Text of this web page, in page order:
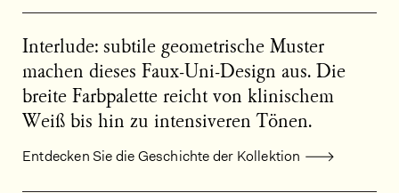
Interlude: subtile geometrische Muster
machen dieses Faux-Uni-Design aus. Die
breite Farbpalette reicht von klinischem
Weiß bis hin zu intensiveren Tönen.
Entdecken Sie die Geschichte der Kollektion